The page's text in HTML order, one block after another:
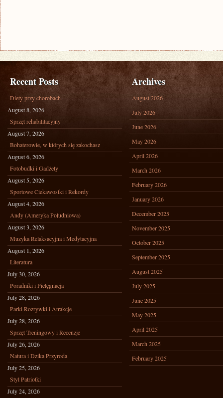
Recent Posts
Diety przy chorobach
August 8, 2026
Sprzęt rehabilitacyjny
August 7, 2026
Bohaterowie, w których się zakochasz
August 6, 2026
Fotobudki i Gadżety
August 5, 2026
Sportowe Ciekawostki i Rekordy
August 4, 2026
Andy (Ameryka Południowa)
August 3, 2026
Muzyka Relaksacyjna i Medytacyjna
August 1, 2026
Literatura
July 30, 2026
Poradniki i Pielęgnacja
July 28, 2026
Parki Rozrywki i Atrakcje
July 28, 2026
Sprzęt Treningowy i Recenzje
July 26, 2026
Natura i Dzika Przyroda
July 25, 2026
Styl Patriotki
July 24, 2026
Archives
August 2026
July 2026
June 2026
May 2026
April 2026
March 2026
February 2026
January 2026
December 2025
November 2025
October 2025
September 2025
August 2025
July 2025
June 2025
May 2025
April 2025
March 2025
February 2025